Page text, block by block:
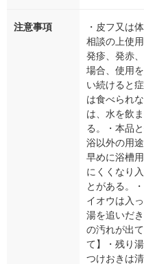
注意事項
・皮フ又は
相談の上使
発疹、発赤
場合、使用
い続けると
は食べられ
は、水を飲
る。・本品
浴以外の用
早めに浴槽
にくくなり
とがある。
イオウは入
湯を追いだ
の汚れが出
て】・残り
つけおきは